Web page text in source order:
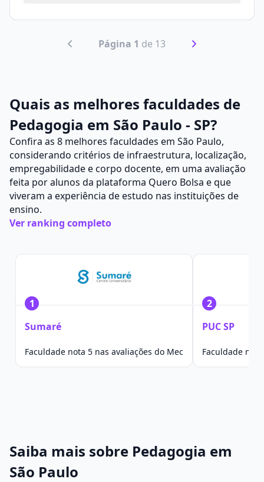
Página 1 de 13
Quais as melhores faculdades de
Pedagogia em São Paulo - SP?
Confira as 8 melhores faculdades em São Paulo,
considerando critérios de infraestrutura, localização,
empregabilidade e corpo docente, em uma avaliação
feita por alunos da plataforma Quero Bolsa e que
viveram a experiência de estudo nas instituições de
ensino.
Ver ranking completo
1
Sumaré
Faculdade nota 5 nas avaliações do Mec
2
PUC SP
Faculdade
Saiba mais sobre Pedagogia em
São Paulo